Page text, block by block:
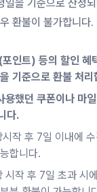
일을 기준으로 산정
환불이 불가합니다.
인트) 등의 할인 혜
기준으로 환불 처리
용했던 쿠폰이나 마
다.
시작 후 7일 이내에
합니다.
시작 후 7일 초과 시